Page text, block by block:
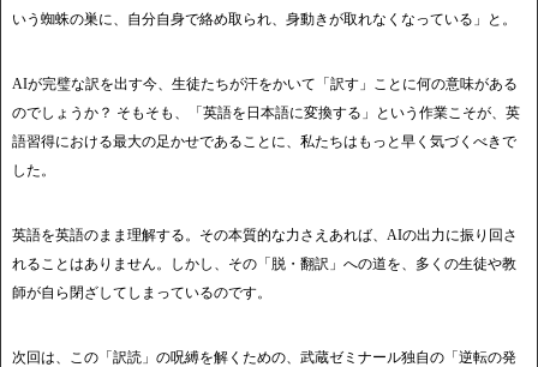
いう蜘蛛の巣に、自分自身で絡め取られ、身動きが取れなくなっている」と。
AIが完璧な訳を出す今、生徒たちが汗をかいて「訳す」ことに何の意味がある
のでしょうか？ そもそも、「英語を日本語に変換する」という作業こそが、英
語習得における最大の足かせであることに、私たちはもっと早く気づくべきで
した。
英語を英語のまま理解する。その本質的な力さえあれば、AIの出力に振り回さ
れることはありません。しかし、その「脱・翻訳」への道を、多くの生徒や教
師が自ら閉ざしてしまっているのです。
次回は、この「訳読」の呪縛を解くための、武蔵ゼミナール独自の「逆転の発